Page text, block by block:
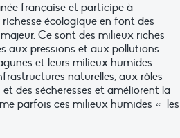
française et participe à
écologique en font des
Ce sont des milieux riches
aux pressions et aux pollutions
et leurs milieux humides
naturelles, aux rôles
des sécheresses et améliorent la
parfois ces milieux humides « les